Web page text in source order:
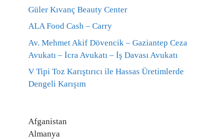
Güler Kıvanç Beauty Center
ALA Food Cash – Carry
Av. Mehmet Akif Dövencik – Gaziantep Ceza
Avukatı – İcra Avukatı – İş Davası Avukatı
V Tipi Toz Karıştırıcı ile Hassas Üretimlerde
Dengeli Karışım
Afganistan
Almanya